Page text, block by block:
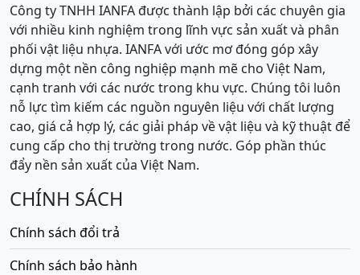
Công ty TNHH IANFA được thành lập bởi các chuyên gia
với nhiều kinh nghiệm trong lĩnh vực sản xuất và phân
phối vật liệu nhựa. IANFA với ước mơ đóng góp xây
dựng một nền công nghiệp mạnh mẽ cho Việt Nam,
cạnh tranh với các nước trong khu vực. Chúng tôi luôn
nỗ lực tìm kiếm các nguồn nguyên liệu với chất lượng
cao, giá cả hợp lý, các giải pháp về vật liệu và kỹ thuật để
cung cấp cho thị trường trong nước. Góp phần thúc
đẩy nền sản xuất của Việt Nam.
CHÍNH SÁCH
Chính sách đổi trả
Chính sách bảo hành